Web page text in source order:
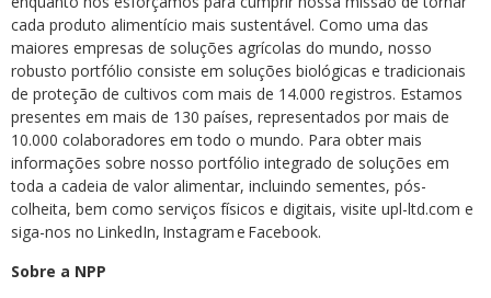
cada produto alimentício mais sustentável. Como uma das
maiores empresas de soluções agrícolas do mundo, nosso
robusto portfólio consiste em soluções biológicas e tradicionais
de proteção de cultivos com mais de 14.000 registros. Estamos
presentes em mais de 130 países, representados por mais de
10.000 colaboradores em todo o mundo. Para obter mais
informações sobre nosso portfólio integrado de soluções em
toda a cadeia de valor alimentar, incluindo sementes, pós-
colheita, bem como serviços físicos e digitais, visite upl-ltd.com e
siga-nos no LinkedIn, Instagram e Facebook.
Sobre a NPP